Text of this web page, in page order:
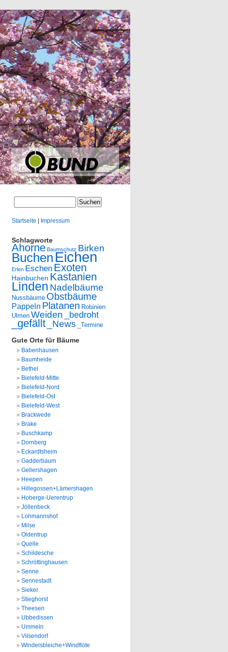
Startseite Impressum
Schlagworte
Ahorne Baumschutz Birken
BuchenEichen
Erlen Eschen Exoten
Hainbuchen Kastanien
Linden Nadelbäume
Nussbäume Obstbäume
Pappeln Platanen Robinien
Ulmen Weiden _bedroht
_gefällt _News _Termine
Gute Orte für Bäume
Babenhausen
Baumheide
Bethel
Bielefeld-Mitte
Bielefeld-Nord
Bielefeld-Ost
Bielefeld-West
Brackwede
Brake
Buschkamp
Dornberg
Eckardtsheim
Gadderbaum
Gellershagen
Heepen
Hillegossen+Lämershagen
Hoberge-Uerentrup
Jöllenbeck
Lohmannshof
Milse
Oldentrup
Quelle
Schildesche
Schröttinghausen
Senne
Sennestadt
Sieker
Stieghorst
Theesen
Ubbedissen
Ummeln
Vilsendorf
Windelsbleiche+Windflöte